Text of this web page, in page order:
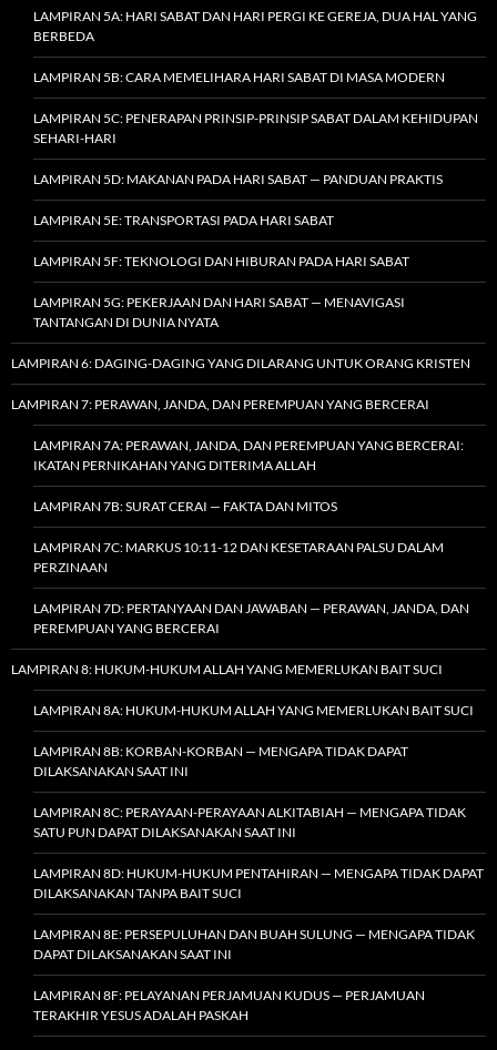
LAMPIRAN 5A: HARI SABAT DAN HARI PERGI KE GEREJA, DUA HAL YANG
BERBEDA
LAMPIRAN 5B: CARA MEMELIHARA HARI SABAT DI MASA MODERN
LAMPIRAN 5C: PENERAPAN PRINSIP-PRINSIP SABAT DALAM KEHIDUPAN
SEHARI-HARI
LAMPIRAN 5D: MAKANAN PADA HARI SABAT — PANDUAN PRAKTIS
LAMPIRAN 5E: TRANSPORTASI PADA HARI SABAT
LAMPIRAN 5F: TEKNOLOGI DAN HIBURAN PADA HARI SABAT
LAMPIRAN 5G: PEKERJAAN DAN HARI SABAT — MENAVIGASI
TANTANGAN DI DUNIA NYATA
LAMPIRAN 6: DAGING-DAGING YANG DILARANG UNTUK ORANG KRISTEN
LAMPIRAN 7: PERAWAN, JANDA, DAN PEREMPUAN YANG BERCERAI
LAMPIRAN 7A: PERAWAN, JANDA, DAN PEREMPUAN YANG BERCERAI:
IKATAN PERNIKAHAN YANG DITERIMA ALLAH
LAMPIRAN 7B: SURAT CERAI — FAKTA DAN MITOS
LAMPIRAN 7C: MARKUS 10:11-12 DAN KESETARAAN PALSU DALAM
PERZINAAN
LAMPIRAN 7D: PERTANYAAN DAN JAWABAN — PERAWAN, JANDA, DAN
PEREMPUAN YANG BERCERAI
LAMPIRAN 8: HUKUM-HUKUM ALLAH YANG MEMERLUKAN BAIT SUCI
LAMPIRAN 8A: HUKUM-HUKUM ALLAH YANG MEMERLUKAN BAIT SUCI
LAMPIRAN 8B: KORBAN-KORBAN — MENGAPA TIDAK DAPAT
DILAKSANAKAN SAAT INI
LAMPIRAN 8C: PERAYAAN-PERAYAAN ALKITABIAH — MENGAPA TIDAK
SATU PUN DAPAT DILAKSANAKAN SAAT INI
LAMPIRAN 8D: HUKUM-HUKUM PENTAHIRAN — MENGAPA TIDAK DAPAT
DILAKSANAKAN TANPA BAIT SUCI
LAMPIRAN 8E: PERSEPULUHAN DAN BUAH SULUNG — MENGAPA TIDAK
DAPAT DILAKSANAKAN SAAT INI
LAMPIRAN 8F: PELAYANAN PERJAMUAN KUDUS — PERJAMUAN
TERAKHIR YESUS ADALAH PASKAH